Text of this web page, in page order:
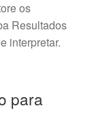
os
Resultados
interpretar.
para